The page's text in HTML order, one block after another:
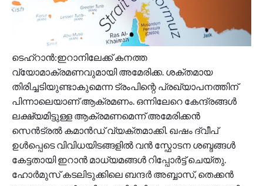
ടെഹ്റാൻ:ഇറാനിലേക്ക് കനത്ത
വ്യോമാക്രമണവുമായി അമേരിക്ക. ശക്തമായ
തിരിച്ചടിയുണ്ടാകുമെന്ന ട്രംപിന്റെ പ്രഖ്യാപനത്തിന്
പിന്നാലെയാണ് ആക്രമണം. ഒന്നിലേറെ കേന്ദ്രങ്ങൾ
ലക്ഷ്യമിട്ടുള്ള ആക്രമണമെന്ന് അമേരിക്കൻ
സെൻട്രൽ കമാൻഡ് വ്യക്തമാക്കി. ഖഷം ദ്വീപ്
ഉൾപ്പെടെ വിവിധയിടങ്ങളിൽ വൻ സ്ഫോടന ശബ്ദങ്ങൾ
കേട്ടതായി ഇറാൻ മാധ്യമങ്ങൾ റിപ്പോർട്ട് ചെയ്തു.
ഹോർമുസ് കടലിടുക്കിലെ ബന്ദർ അബ്ബാസ്, തെക്കൻ